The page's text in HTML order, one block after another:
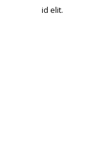
id elit.